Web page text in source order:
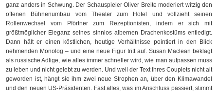
ganz anders in Schwung. Der Schauspieler Oliver Breite moderiert witzig den
offenen Bühnenumbau vom Theater zum Hotel und vollzieht seinen
Rollenwechsel vom Pförtner zum Rezeptionisten, indem er sich mit
größtmöglicher Eleganz seines sinnlos albernen Drachenkostüms entledigt.
Dann hält er einen köstlichen, heutige Verhältnisse pointiert in den Blick
nehmenden Monolog – und eine neue Figur tritt auf. Susan Maclean beklagt
als russische Adlige, wie alles immer schneller wird, wie man aufpassen muss
zu leben und nicht gelebt zu werden. Und weil der Text ihres Couplets nicht alt
geworden ist, hängt sie ihm zwei neue Strophen an, über den Klimawandel
und den neuen US-Präsidenten. Fast alles, was im Anschluss passiert, stimmt